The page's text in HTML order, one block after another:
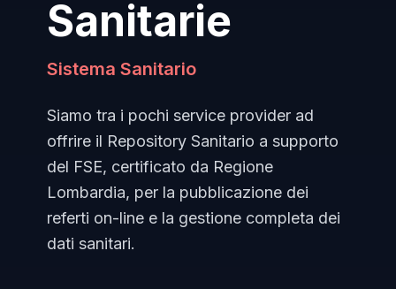
Sanitarie
Sistema Sanitario
Siamo tra i pochi service provider ad
offrire il Repository Sanitario a supporto
del FSE, certificato da Regione
Lombardia, per la pubblicazione dei
referti on-line e la gestione completa dei
dati sanitari.